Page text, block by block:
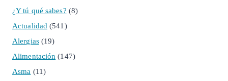
¿Y tú qué sabes? (8)
Actualidad (541)
Alergias(19)
Alimentación (147)
Asma (11)